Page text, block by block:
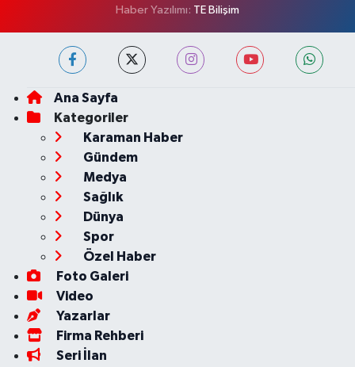
Haber Yazılımı: TE Bilişim
Ana Sayfa
Kategoriler
Karaman Haber
Gündem
Medya
Sağlık
Dünya
Spor
Özel Haber
Foto Galeri
Video
Yazarlar
Firma Rehberi
Seri İlan